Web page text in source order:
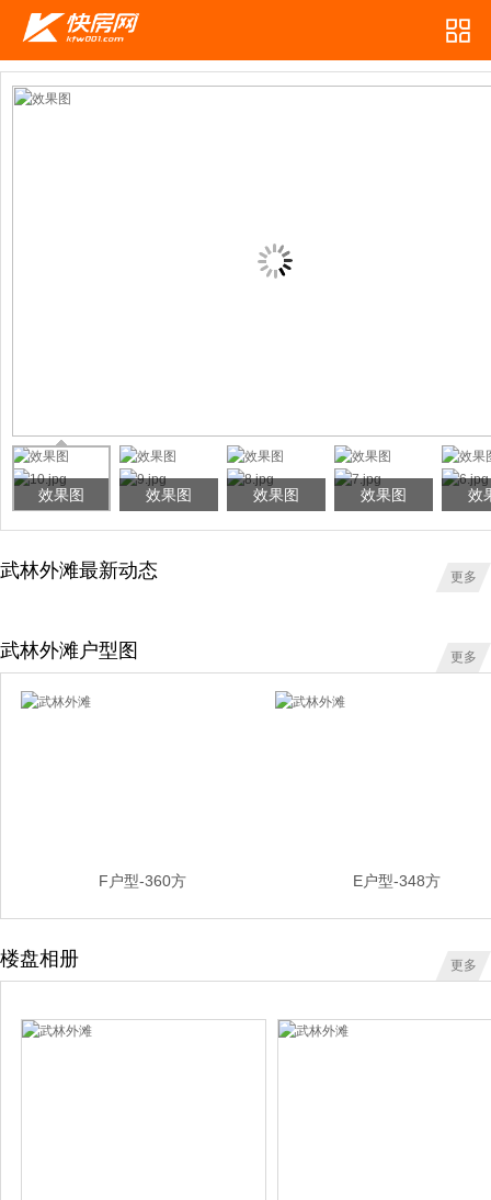
效果图 效果图 效果图 效果图 效
武林外滩最新动态 更多
武林外滩户型图 更多
F户型-360方 E户型-348方
楼盘相册 更多